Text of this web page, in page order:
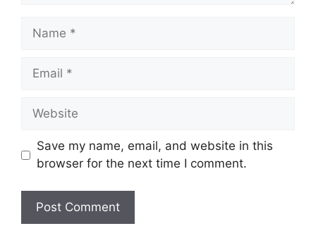
Name
Email
Website
Save my name, email, and website in this
browser for the next time I comment.